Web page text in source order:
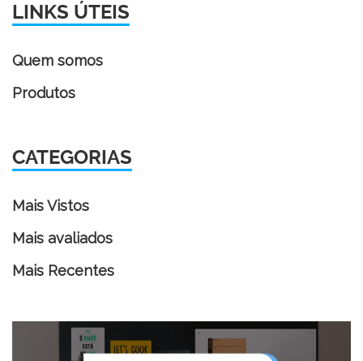
LINKS ÚTEIS
Quem somos
Produtos
CATEGORIAS
Mais Vistos
Mais avaliados
Mais Recentes